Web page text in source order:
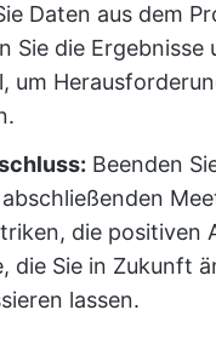
Daten aus dem
Sie die Ergebnisse
um
Beenden
die positiven
die Sie in Zukunft
lassen.